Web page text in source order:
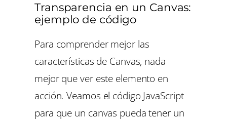
Transparencia en un Canvas:
ejemplo de código
Para comprender mejor las
características de Canvas, nada
mejor que ver este elemento en
acción. Veamos el código JavaScript
para que un canvas pueda tener un